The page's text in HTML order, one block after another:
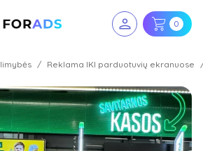
0
Reklama IKI parduotuvių ekranuose